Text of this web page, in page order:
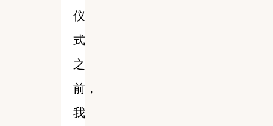
仪
式
之
前，
我